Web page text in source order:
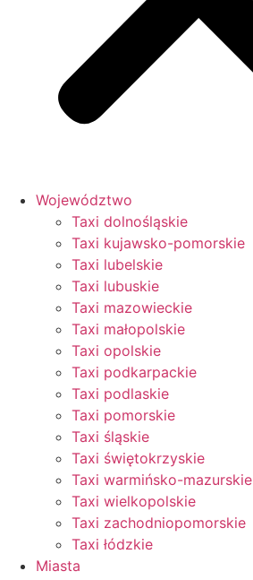
Województwo
Taxi dolnośląskie
Taxi kujawsko-pomorskie
Taxi lubelskie
Taxi lubuskie
Taxi mazowieckie
Taxi małopolskie
Taxi opolskie
Taxi podkarpackie
Taxi podlaskie
Taxi pomorskie
Taxi śląskie
Taxi świętokrzyskie
Taxi warmińsko-mazurskie
Taxi wielkopolskie
Taxi zachodniopomorskie
Taxi łódzkie
Miasta